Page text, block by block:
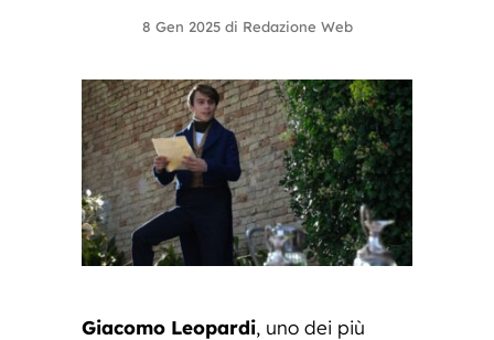
8 Gen 2025 di Redazione Web
Giacomo Leopardi, uno dei più